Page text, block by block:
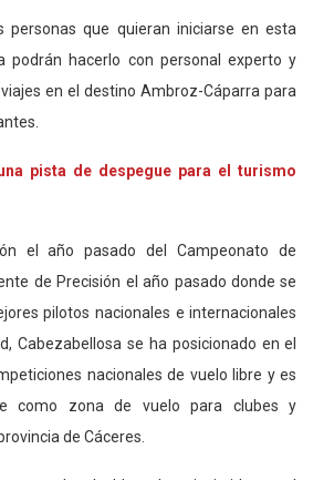
personas que quieran iniciarse en esta
podrán hacerlo con personal experto y
en el destino Ambroz-Cáparra para
pista de despegue para el turismo
el año pasado del Campeonato de
de Precisión el año pasado donde se
pilotos nacionales e internacionales
Cabezabellosa se ha posicionado en el
nacionales de vuelo libre y es
como zona de vuelo para clubes y
de Cáceres.